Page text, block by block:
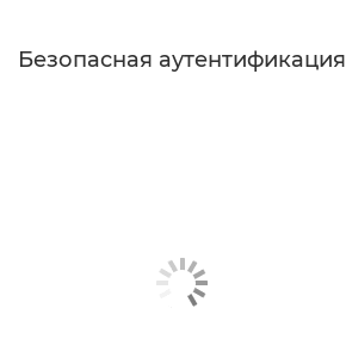
Безопасная аутентификация